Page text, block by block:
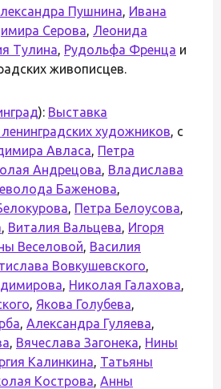
Пушнина, Ивана
Серова, Леонида
Тулина, Рудольфа Френца и
живописцев.
): Выставка
художников, с
Авласа, Петра
Андрецова, Владислава
Баженова,
, Петра Белоусова,
, Виталия Вальцева, Игоря
Веселовой, Василия
Вовкушевского,
, Николая Галахова,
, Якова Голубева,
, Александра Гуляева,
, Вячеслава Загонека, Нины
Калинкина, Татьяны
Кострова, Анны